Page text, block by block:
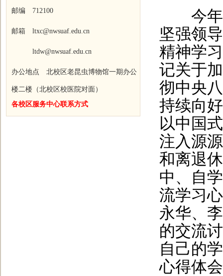
邮编 712100
邮箱 ltxc@nwsuaf.edu.cn
ltdw@nwsuaf.edu.cn
办公地点 北校区老昆虫博物馆一期办公
楼二楼（北校区校医院对面）
各校区服务中心联系方式
今年3
坚强领
精神学
记关于
彻中央
持续向
以中国
注入源
和离退
中、自
流学习
永华、
的交流
自己的
心得体